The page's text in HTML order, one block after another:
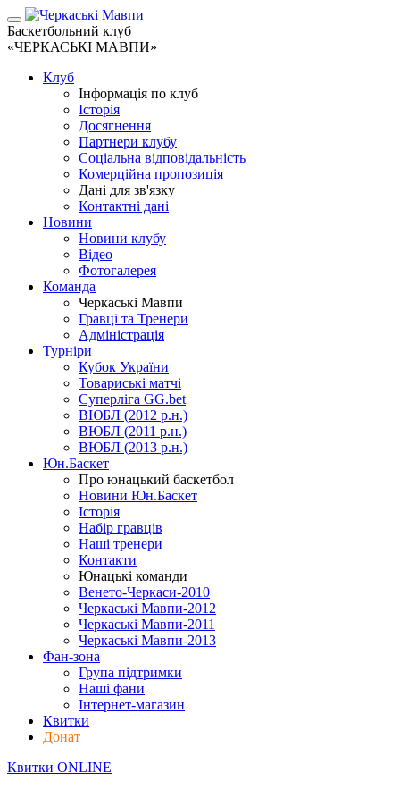
Баскетбольний клуб
«ЧЕРКАСЬКІ МАВПИ»
Клуб
Інформація по клуб
Історія
Досягнення
Партнери клубу
Соціальна відповідальність
Комерційна пропозиція
Дані для зв'язку
Контактні дані
Новини
Новини клубу
Відео
Фотогалерея
Команда
Черкаські Мавпи
Гравці та Тренери
Адміністрація
Турніри
Кубок України
Товариські матчі
Суперліга GG.bet
ВЮБЛ (2012 р.н.)
ВЮБЛ (2011 р.н.)
ВЮБЛ (2013 р.н.)
Юн.Баскет
Про юнацький баскетбол
Новини Юн.Баскет
Історія
Набір гравців
Наші тренери
Контакти
Юнацькі команди
Венето-Черкаси-2010
Черкаські Мавпи-2012
Черкаські Мавпи-2011
Черкаські Мавпи-2013
Фан-зона
Група підтримки
Наші фани
Інтернет-магазин
Квитки
Донат
Квитки ONLINE